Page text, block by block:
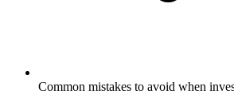
Common mistakes to avoid when investing​​​​‌